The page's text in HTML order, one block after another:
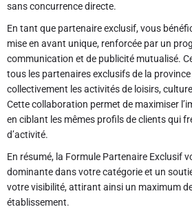
sans concurrence directe.
En tant que partenaire exclusif, vous
mise en avant unique, renforcée par un
communication et de publicité mutualisé.
tous les partenaires exclusifs de la
collectivement les activités de loisirs,
Cette collaboration permet de maximiser
en ciblant les mêmes profils de clients qui
d’activité.
En résumé, la Formule Partenaire Exclusif
dominante dans votre catégorie et un
votre visibilité, attirant ainsi un maximum
établissement.